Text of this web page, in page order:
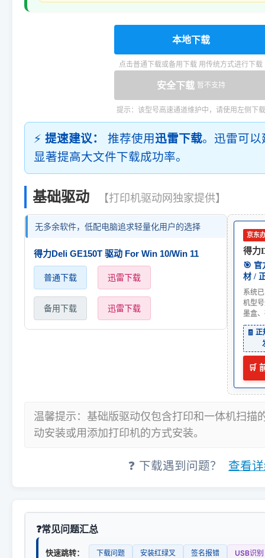
本地下载
点击普通下载或备用下载 用传统方式进行下载
安全下载 暂不支持
提示：该型号高速通道维护中，请使用左侧下载
⚡ 提速建议： 推荐使用迅雷下载。迅雷可
显著提高大文件下载成功率。
基础驱动 【打印机驱动网独家提供】
无多余软件，低配电脑追求轻量化用户的选择
得力Deli GE150T 驱动 For Win 10/Win 11
普通下载 迅雷下载
备用下载 迅雷下载
京东
得力
🎯 官
材 /
系统
机型
墨盒
🧾
🛒
温馨提示：基础版驱动仅包含打印和一体机扫描
动安装或用添加打印机的方式安装。
❓ 下载遇到问题？ 查看
常见问题汇总
快速跳转： 下载问题 安装红绿叉 签名报错
USB识别